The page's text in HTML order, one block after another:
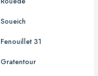
Soueich
Fenouillet 31
Gratentour